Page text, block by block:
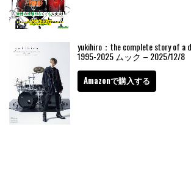
yukihiro：the complete story of a
1995-2025 ムック – 2025/12/8
Amazonで購入する